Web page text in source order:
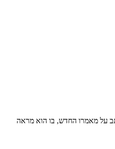
על מאמרו החדש, בו הוא מראה